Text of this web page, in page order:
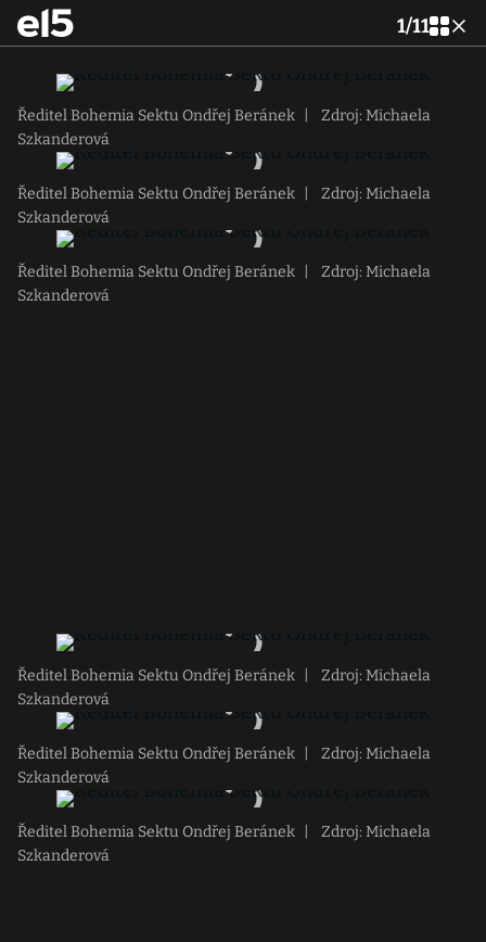
1/11
Ředitel Bohemia Sektu Ondřej Beránek
Zdroj: Michaela
Szkanderová
Ředitel Bohemia Sektu Ondřej Beránek
Zdroj: Michaela
Szkanderová
Ředitel Bohemia Sektu Ondřej Beránek
Zdroj: Michaela
Szkanderová
Ředitel Bohemia Sektu Ondřej Beránek
Zdroj: Michaela
Szkanderová
Ředitel Bohemia Sektu Ondřej Beránek
Zdroj: Michaela
Szkanderová
Ředitel Bohemia Sektu Ondřej Beránek
Zdroj: Michaela
Szkanderová